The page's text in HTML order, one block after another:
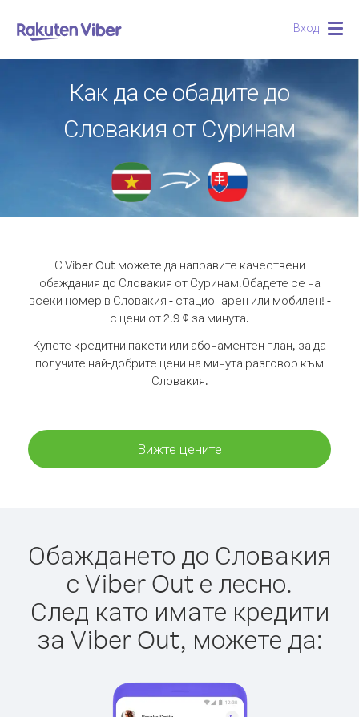
Вход
Как да се обадите до
Словакия от Суринам
С Viber Out можете да направите качествени
обаждания до Словакия от Суринам.Обадете се на
всеки номер в Словакия - стационарен или мобилен! -
с цени от 2.9 ¢ за минута.
Купете кредитни пакети или абонаментен план, за да
получите най-добрите цени на минута разговор към
Словакия.
Вижте цените
Обаждането до Словакия
с Viber Out е лесно.
След като имате кредити
за Viber Out, можете да: